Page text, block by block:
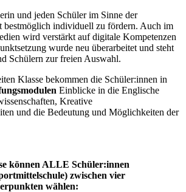
und jeden Schüler im Sinne der
bestmöglich individuell zu fördern. Auch im
wird verstärkt auf digitale Kompetenzen
wurde neu überarbeitet und steht
Schülern zur freien Auswahl.
Klasse bekommen die Schüler:innen in
Einblicke in die Englische
Kreative
und die Bedeutung und Möglichkeiten der
können ALLE Schüler:innen
zwischen vier
wählen: